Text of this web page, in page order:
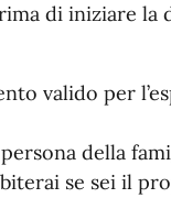
di iniziare la
valido per
della
se sei il